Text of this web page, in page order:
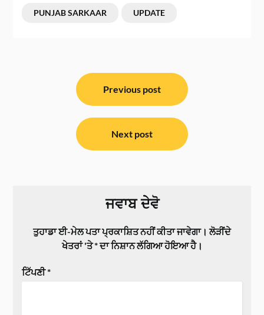
PUNJAB SARKAAR UPDATE
Previous post
Next post
ਜਵਾਬ ਦੇਵੋ
ਤੁਹਾਡਾ ਈ-ਮੇਲ ਪਤਾ ਪ੍ਰਕਾਸ਼ਿਤ ਨਹੀਂ ਕੀਤਾ ਜਾਵੇਗਾ। ਲੋੜੀਂਦੇ
ਖੇਤਰਾਂ 'ਤੇ*ਦਾ ਨਿਸ਼ਾਨ ਲੱਗਿਆ ਹੋਇਆ ਹੈ।
ਟਿੱਪਣੀ*